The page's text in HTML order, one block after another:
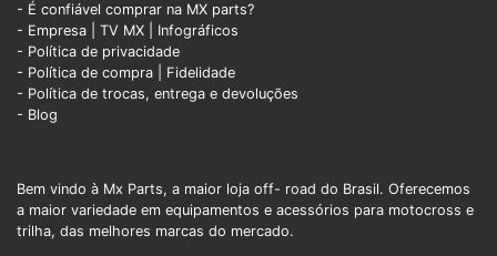
- É confiável comprar na MX parts?
- Empresa
TV MX
Infográficos
- Política de privacidade
- Política de compra | Fidelidade
- Política de trocas, entrega e devoluções
- Blog
Bem vindo à Mx Parts, a maior loja off- road do Brasil. Oferecemos
a maior variedade em equipamentos e acessórios para motocross e
trilha, das melhores marcas do mercado.